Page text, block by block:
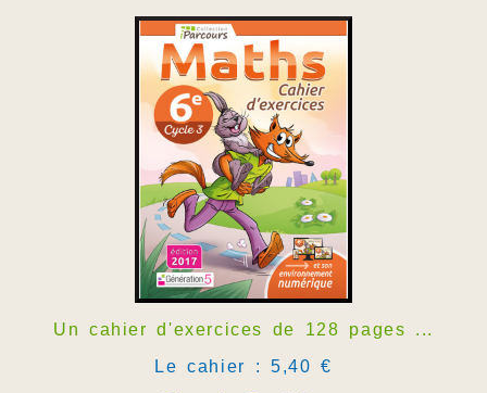
Un cahier d'exercices de 128 pages ...
Le cahier : 5,40 €